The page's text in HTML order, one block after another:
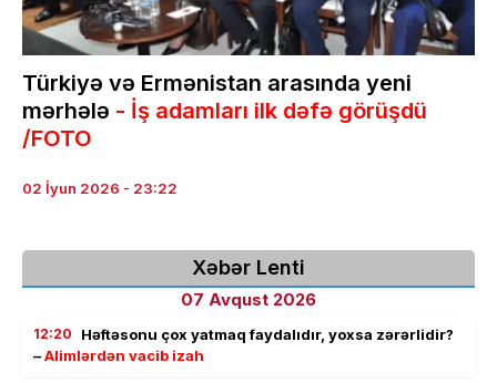
Türkiyə və Ermənistan arasında yeni
mərhələ - İş adamları ilk dəfə görüşdü
/FOTO
02 İyun 2026 - 23:22
Xəbər Lenti
07 Avqust 2026
12:20
Həftəsonu çox yatmaq faydalıdır, yoxsa zərərlidir?
–Alimlərdən vacib izah